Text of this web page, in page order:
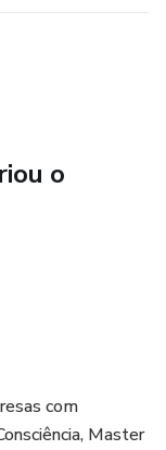
posição certa
na empresa e
o
com
Master